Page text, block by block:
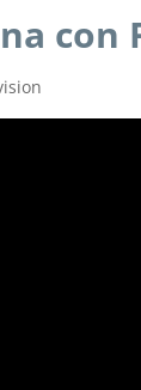
con